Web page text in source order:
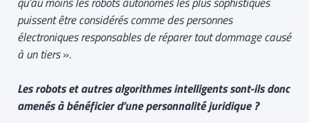
puissent être considérés comme des personnes
électroniques responsables de réparer tout dommage causé
à un tiers».
Les robots et autres algorithmes intelligents sont-ils donc
amenés à bénéficier d’une personnalité juridique ?